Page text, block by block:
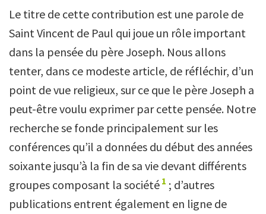
Le titre de cette contribution est une parole de
Saint Vincent de Paul qui joue un rôle important
dans la pensée du père Joseph. Nous allons
tenter, dans ce modeste article, de réfléchir, d’un
point de vue religieux, sur ce que le père Joseph a
peut-être voulu exprimer par cette pensée. Notre
recherche se fonde principalement sur les
conférences qu’il a données du début des années
soixante jusqu’à la fin de sa vie devant différents
groupes composant la société 1 ; d’autres
publications entrent également en ligne de